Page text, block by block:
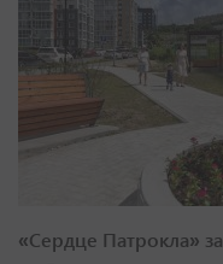
«Сердце Патрокла»